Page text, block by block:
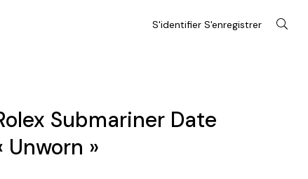
S'identifier S'enregistrer
Submariner Date
Unworn »